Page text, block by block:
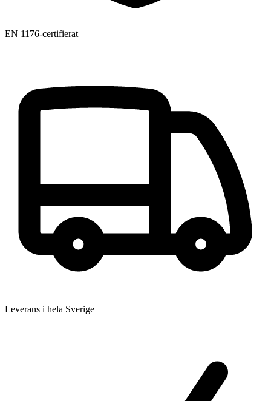
EN 1176-certifierat
Leverans i hela Sverige